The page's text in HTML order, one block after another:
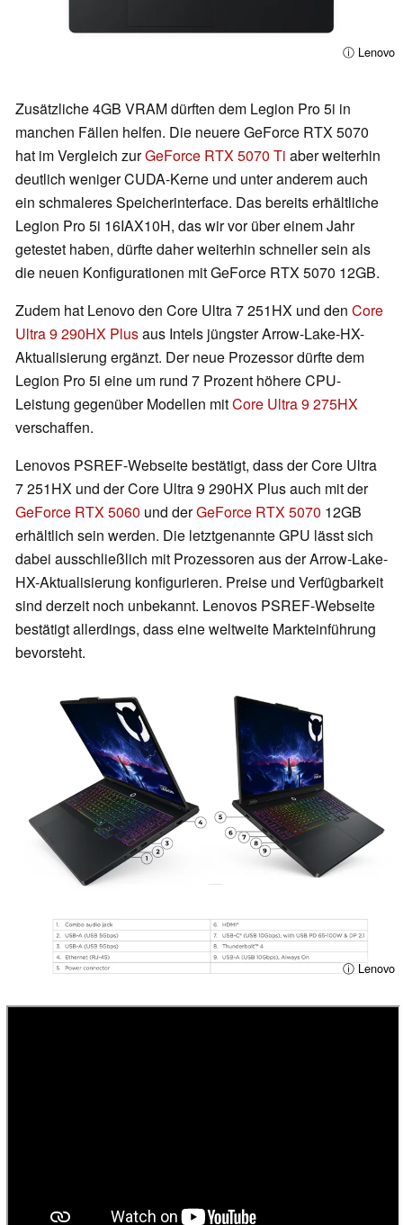
ⓘ Lenovo
Zusätzliche 4GB VRAM dürften dem Legion Pro 5i in
manchen Fällen helfen. Die neuere GeForce RTX 5070
hat im Vergleich zurGeForce RTX 5070 Ti aber weiterhin
deutlich weniger CUDA-Kerne und unter anderem auch
ein schmaleres Speicherinterface. Das bereits erhältliche
Legion Pro 5i 16IAX10H, das wir vor über einem Jahr
getestet haben, dürfte daher weiterhin schneller sein als
die neuen Konfigurationen mit GeForce RTX 5070 12GB.
Zudem hat Lenovo den Core Ultra 7 251HX und den Core
Ultra 9 290HX Plusaus Intels jüngster Arrow-Lake-HX-
Aktualisierung ergänzt. Der neue Prozessor dürfte dem
Legion Pro 5i eine um rund 7 Prozent höhere CPU-
Leistung gegenüber Modellen mitCore Ultra 9 275HX
verschaffen.
Lenovos PSREF-Webseite bestätigt, dass der Core Ultra
7 251HX und der Core Ultra 9 290HX Plus auch mit der
GeForce RTX 5060 und derGeForce RTX 5070 12GB
erhältlich sein werden. Die letztgenannte GPU lässt sich
dabei ausschließlich mit Prozessoren aus der Arrow-Lake-
HX-Aktualisierung konfigurieren. Preise und Verfügbarkeit
sind derzeit noch unbekannt. Lenovos PSREF-Webseite
bestätigt allerdings, dass eine weltweite Markteinführung
bevorsteht.
ⓘ Lenovo